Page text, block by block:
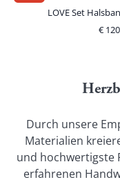
LOVE Set
€
Durch unsere
Materialien
und hochwertigste
erfahrenen